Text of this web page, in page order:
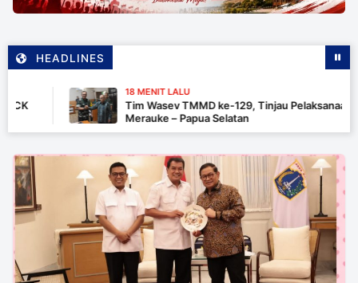
HEADLINES
18 MENIT LALU
Tim Wasev TMMD ke-129, Tinjau Pelaksanaan
Merauke – Papua Selatan